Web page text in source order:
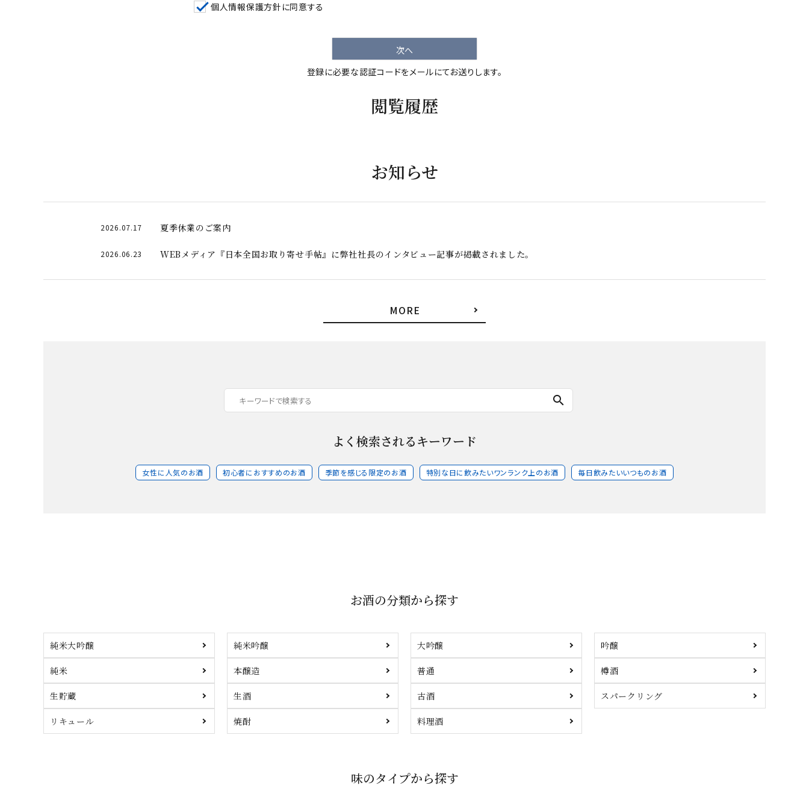
個人情報保護方針 に同意する
次へ
登録に必要な認証コードをメールにてお送りします。
閲覧履歴
お知らせ
2026.07.17 夏季休業のご案内
2026.06.23 WEBメディア『日本全国お取り寄せ手帖』に弊社社長のインタビュー記事が掲載されました。
MORE
search
よく検索されるキーワード
女性に人気のお酒 初心者におすすめのお酒 季節を感じる限定のお酒 特別な日に飲みたいワンランク上のお酒 毎日飲みたいいつものお酒
お酒の分類から探す
純米大吟醸 純米吟醸 大吟醸 吟醸
純米 本醸造 普通 樽酒
生貯蔵 生酒 古酒 スパークリング
リキュール 焼酎 料理酒
味のタイプから探す